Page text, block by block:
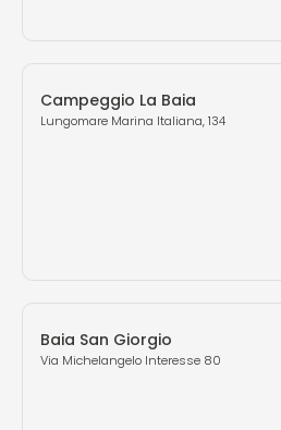
Campeggio La Baia
Lungomare Marina Italiana, 134
Baia San Giorgio
Via Michelangelo Interesse 80